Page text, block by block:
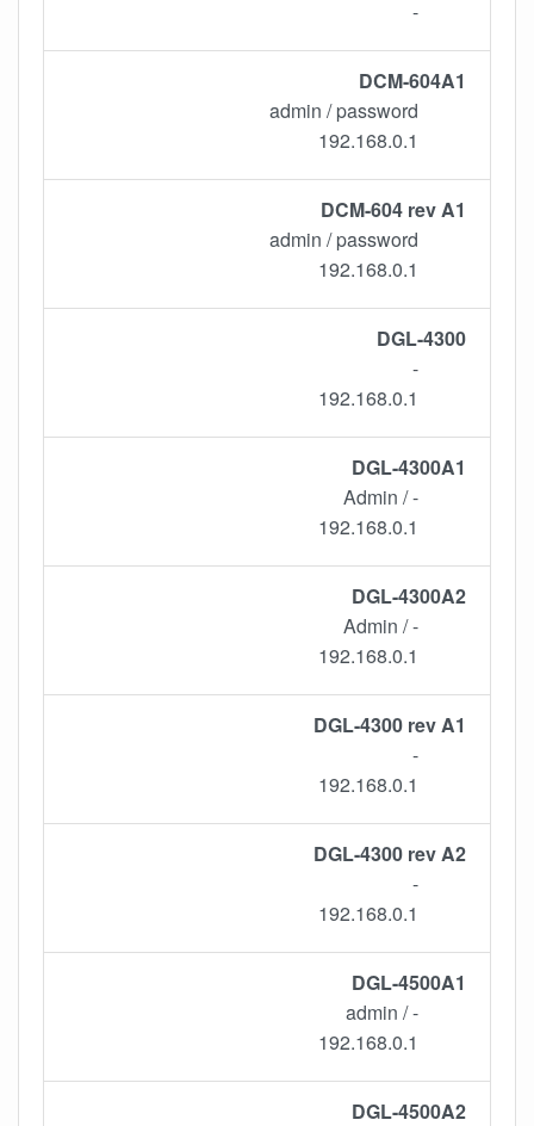
-
DCM-604A1
admin / password
192.168.0.1
DCM-604 rev A1
admin / password
192.168.0.1
DGL-4300
-
192.168.0.1
DGL-4300A1
- / Admin
192.168.0.1
DGL-4300A2
- / Admin
192.168.0.1
DGL-4300 rev A1
-
192.168.0.1
DGL-4300 rev A2
-
192.168.0.1
DGL-4500A1
- / admin
192.168.0.1
DGL-4500A2